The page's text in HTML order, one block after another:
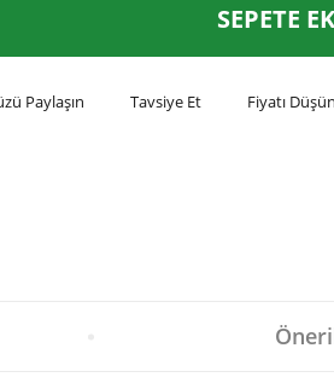
SEPETE
Paylaşın Tavsiye Et Fiyatı